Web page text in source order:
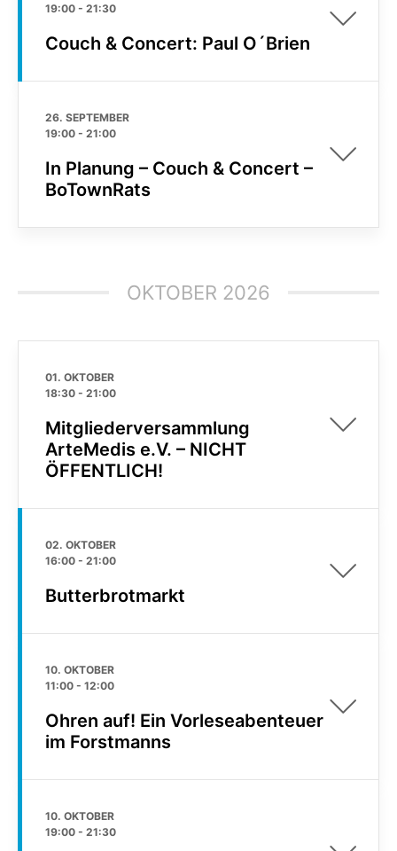
19:00 - 21:30
Couch & Concert: Paul O´Brien
26. SEPTEMBER
19:00 - 21:00
In Planung – Couch & Concert –
BoTownRats
OKTOBER 2026
01. OKTOBER
18:30 - 21:00
Mitgliederversammlung
ArteMedis e.V. – NICHT
ÖFFENTLICH!
02. OKTOBER
16:00 - 21:00
Butterbrotmarkt
10. OKTOBER
11:00 - 12:00
Ohren auf! Ein Vorleseabenteuer
im Forstmanns
10. OKTOBER
19:00 - 21:30